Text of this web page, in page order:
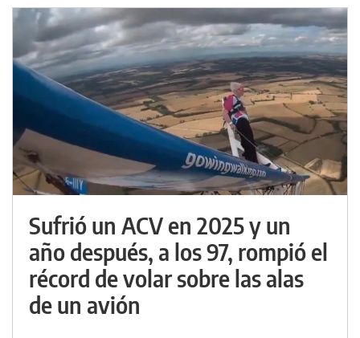
Sufrió un ACV en 2025 y un
año después, a los 97, rompió el
récord de volar sobre las alas
de un avión